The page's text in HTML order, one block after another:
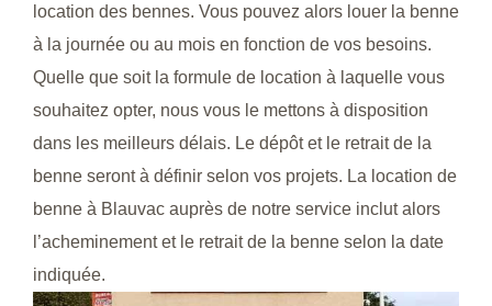
location des bennes. Vous pouvez alors louer la benne
à la journée ou au mois en fonction de vos besoins.
Quelle que soit la formule de location à laquelle vous
souhaitez opter, nous vous le mettons à disposition
dans les meilleurs délais. Le dépôt et le retrait de la
benne seront à définir selon vos projets. La location de
benne à Blauvac auprès de notre service inclut alors
l’acheminement et le retrait de la benne selon la date
indiquée.